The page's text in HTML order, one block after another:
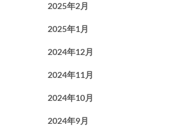
2025年2月
2025年1月
2024年12月
2024年11月
2024年10月
2024年9月